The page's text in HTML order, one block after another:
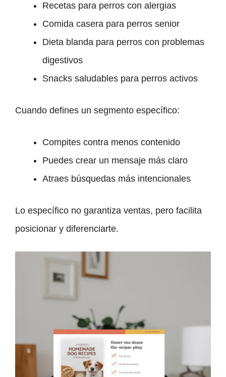
Recetas para perros con alergias
Comida casera para perros senior
Dieta blanda para perros con problemas
digestivos
Snacks saludables para perros activos
Cuando defines un segmento específico:
Compites contra menos contenido
Puedes crear un mensaje más claro
Atraes búsquedas más intencionales
Lo específico no garantiza ventas, pero facilita
posicionar y diferenciarte.